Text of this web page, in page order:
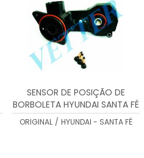
SENSOR DE POSIÇÃO DE
BORBOLETA HYUNDAI SANTA FÉ
- 213181
ORIGINAL / HYUNDAI - SANTA FÉ